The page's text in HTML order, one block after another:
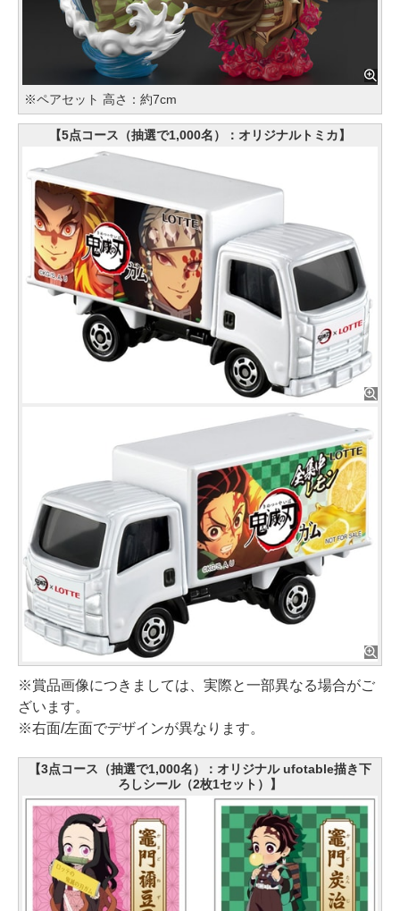
※ペアセット 高さ：約7cm
【5点コース（抽選で1,000名）：オリジナルトミカ】
※賞品画像につきましては、実際と一部異なる場合がご
ざいます。
※右面/左面でデザインが異なります。
【3点コース（抽選で1,000名）：オリジナル ufotable描き下
ろしシール（2枚1セット）】